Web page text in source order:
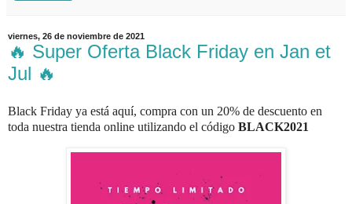
viernes, 26 de noviembre de 2021
🔥 Super Oferta Black Friday en Jan et
Jul 🔥
Black Friday ya está aquí, compra con un 20% de descuento en
toda nuestra tienda online utilizando el código BLACK2021